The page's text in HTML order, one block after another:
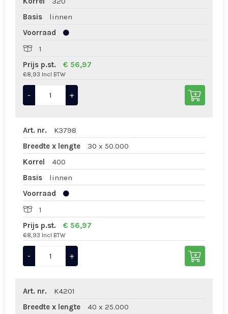
Basis
linnen
Voorraad
1
Prijs p.st.
€ 56,97
68,93 Incl BTW
- +
Art. nr.
K3798
Breedte x lengte
30 x 50.000
Korrel
400
Basis
linnen
Voorraad
1
Prijs p.st.
€ 56,97
68,93 Incl BTW
- +
Art. nr.
K4201
Breedte x lengte
40 x 25.000